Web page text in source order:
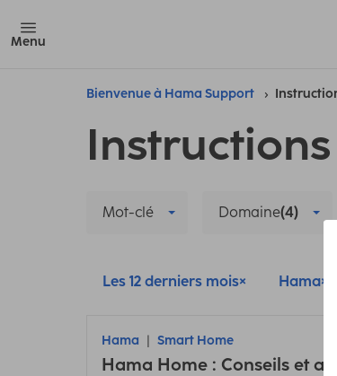
Menu
Bienvenue à Hama Support
Mot-clé Domaine(4)
Les 12 derniers mois Hama
Hama Smart Home
Hama Home : Conseils et